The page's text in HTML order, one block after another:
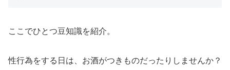
ここでひとつ豆知識を紹介。
性行為をする日は、お酒がつきものだったりしませんか？